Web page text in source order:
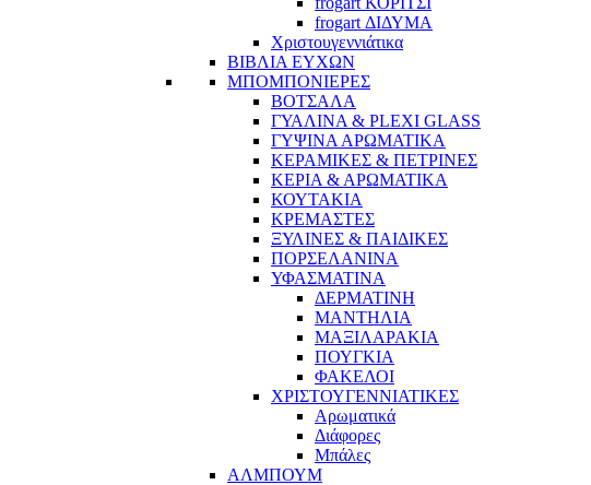
frogart ΔΙΔΥΜΑ
Χριστουγεννιάτικα
ΒΙΒΛΙΑ ΕΥΧΩΝ
ΜΠΟΜΠΟΝΙΕΡΕΣ
ΒΟΤΣΑΛΑ
ΓΥΑΛΙΝΑ & PLEXI GLASS
ΓΥΨΙΝΑ ΑΡΩΜΑΤΙΚΑ
ΚΕΡΑΜΙΚΕΣ & ΠΕΤΡΙΝΕΣ
ΚΕΡΙΑ & ΑΡΩΜΑΤΙΚΑ
ΚΟΥΤΑΚΙΑ
ΚΡΕΜΑΣΤΕΣ
ΞΥΛΙΝΕΣ & ΠΑΙΔΙΚΕΣ
ΠΟΡΣΕΛΑΝΙΝΑ
ΥΦΑΣΜΑΤΙΝA
ΔΕΡΜΑΤΙΝΗ
ΜΑΝΤΗΛΙΑ
ΜΑΞΙΛΑΡΑΚΙΑ
ΠΟΥΓΚΙΑ
ΦΑΚΕΛΟΙ
ΧΡΙΣΤΟΥΓΕΝΝΙΑΤΙΚΕΣ
Αρωματικά
Διάφορες
Μπάλες
ΑΛΜΠΟΥΜ